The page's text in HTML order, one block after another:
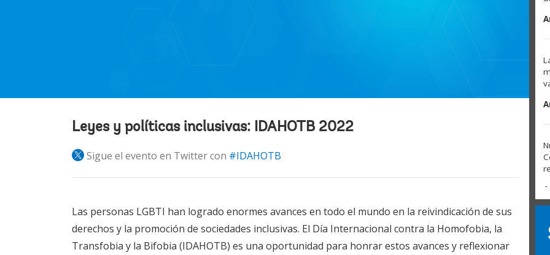
Leyes y políticas inclusivas: IDAHOTB 2022
Sigue el evento en Twitter con #IDAHOTB
Las personas LGBTI han logrado enormes avances en todo el mundo en la reivindicación de sus
derechos y la promoción de sociedades inclusivas. El Día Internacional contra la Homofobia, la
Transfobia y la Bifobia (IDAHOTB) es una oportunidad para honrar estos avances y reflexionar